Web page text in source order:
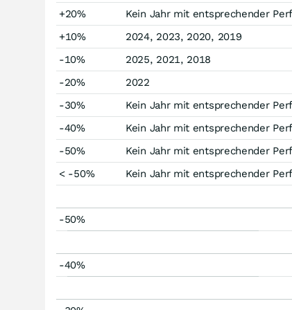
+20%
Kein Jahr mit entsprechender
+10%
2024, 2023, 2020, 2019
-10%
2025, 2021, 2018
-20%
2022
-30%
Kein Jahr mit entsprechender
-40%
Kein Jahr mit entsprechender
-50%
Kein Jahr mit entsprechender
< -50%
Kein Jahr mit entsprechender
-50%
-40%